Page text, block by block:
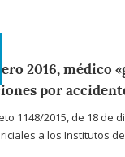
2016, médico
por
1148/2015, de 18
a los Institutos de